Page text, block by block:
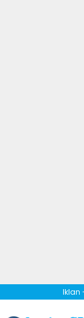
Iklan